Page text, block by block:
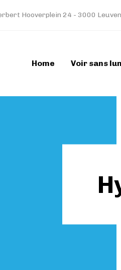
Hooverplein 24 - 3000 Leuven
Home Voir sans